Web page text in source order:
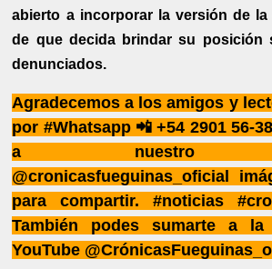
abierto a incorporar la versión de la
de que decida brindar su posición
denunciados.
Agradecemos a los amigos y
por #Whatsapp 📲 +54 2901 56-
a nuestro
@cronicasfueguinas_oficial
para compartir. #noticias
También podes sumarte a la
YouTube